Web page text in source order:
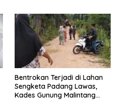
Bentrokan Terjadi di Lahan
Sengketa Padang Lawas,
Kades Gunung Malintang